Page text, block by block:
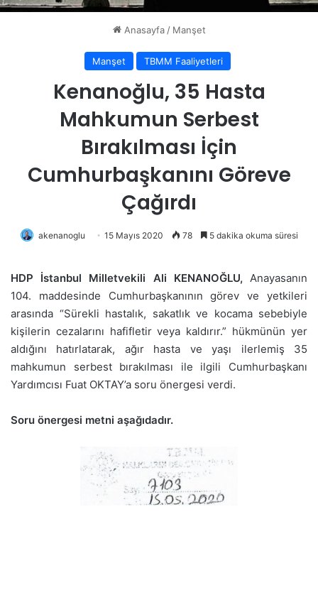
Anasayfa / Manşet
Manşet TBMM Faaliyetleri
Kenanoğlu, 35 Hasta
Mahkumun Serbest
Bırakılması İçin
Cumhurbaşkanını Göreve
Çağırdı
akenanoglu 15 Mayıs 2020 78 5 dakika okuma süresi
HDP İstanbul Milletvekili Ali KENANOĞLU, Anayasanın
104. maddesinde Cumhurbaşkanının görev ve yetkileri
arasında “Sürekli hastalık, sakatlık ve kocama sebebiyle
kişilerin cezalarını hafifletir veya kaldırır.” hükmünün yer
aldığını hatırlatarak, ağır hasta ve yaşı ilerlemiş 35
mahkumun serbest bırakılması ile ilgili Cumhurbaşkanı
Yardımcısı Fuat OKTAY’a soru önergesi verdi.
Soru önergesi metni aşağıdadır.